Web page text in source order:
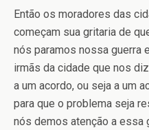
Então os moradores das
começam sua gritaria de
nós paramos nossa guerra
irmãs da cidade que nos
a um acordo, ou seja a um
para que o problema seja
nós demos atenção a essa